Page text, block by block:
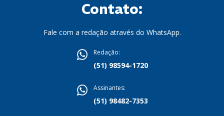
Contato:
Fale com a redação através do WhatsApp.
Redação:
(51) 98594-1720
Assinantes:
(51) 98482-7353